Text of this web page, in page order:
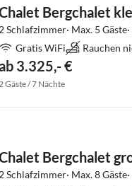
Bergchalet
2 Schlafzimmer· Max. 5
Gratis WiFi
Rauchen
3.325,- €
Gäste / 7 Nächte
Bergchalet
2 Schlafzimmer· Max. 8